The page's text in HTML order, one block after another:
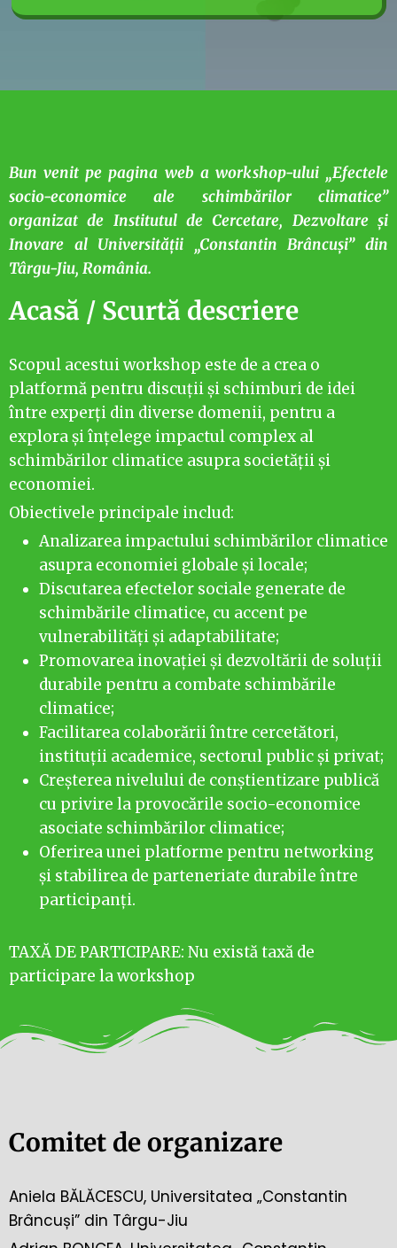
Bun venit pe pagina web a workshop-ului „Efectele
socio-economice ale schimbărilor climatice”
organizat de Institutul de Cercetare, Dezvoltare și
Inovare al Universității „Constantin Brâncuși” din
Târgu-Jiu, România.
Acasă / Scurtă descriere
Scopul acestui workshop este de a crea o
platformă pentru discuții și schimburi de idei
între experți din diverse domenii, pentru a
explora și înțelege impactul complex al
schimbărilor climatice asupra societății și
economiei.
Obiectivele principale includ:
Analizarea impactului schimbărilor climatice
asupra economiei globale și locale;
Discutarea efectelor sociale generate de
schimbările climatice, cu accent pe
vulnerabilități și adaptabilitate;
Promovarea inovației și dezvoltării de soluții
durabile pentru a combate schimbările
climatice;
Facilitarea colaborării între cercetători,
instituții academice, sectorul public și privat;
Creșterea nivelului de conștientizare publică
cu privire la provocările socio-economice
asociate schimbărilor climatice;
Oferirea unei platforme pentru networking
și stabilirea de parteneriate durabile între
participanți.
TAXĂ DE PARTICIPARE: Nu există taxă de
participare la workshop
Comitet de organizare
Aniela BĂLĂCESCU, Universitatea „Constantin
Brâncuși” din Târgu-Jiu